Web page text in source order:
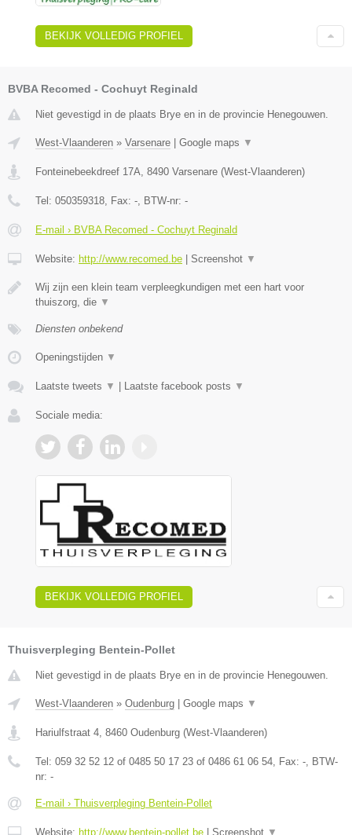
BEKIJK VOLLEDIG PROFIEL
BVBA Recomed - Cochuyt Reginald
Niet gevestigd in de plaats Brye en in de provincie Henegouwen.
West-Vlaanderen » Varsenare | Google maps ▼
Fonteinebeekdreef 17A 8490 Varsenare (West-Vlaanderen)
Tel: 050359318 , Fax: - , BTW-nr: -
E-mail › BVBA Recomed - Cochuyt Reginald
Website: http://www.recomed.be | Screenshot ▼
Wij zijn een klein team verpleegkundigen met een hart voor
thuiszorg, die ▼
Diensten onbekend
Openingstijden ▼
Laatste tweets ▼ | Laatste facebook posts ▼
Sociale media:
BEKIJK VOLLEDIG PROFIEL
Thuisverpleging Bentein-Pollet
Niet gevestigd in de plaats Brye en in de provincie Henegouwen.
West-Vlaanderen » Oudenburg | Google maps ▼
Hariulfstraat 4 8460 Oudenburg (West-Vlaanderen)
Tel: 059 32 52 12 of 0485 50 17 23 of 0486 61 06 54 , Fax: - , BTW-
nr: -
E-mail › Thuisverpleging Bentein-Pollet
Website: http://www.bentein-pollet.be | Screenshot ▼